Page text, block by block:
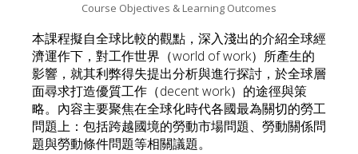
Course Objectives & Learning Outcomes
本課程擬自全球比較的觀點，深入淺出的介紹全球經
濟運作下，對工作世界（world of work）所產生的
影響，就其利弊得失提出分析與進行探討，於全球層
面尋求打造優質工作（decent work）的途徑與策
略。內容主要聚焦在全球化時代各國最為關切的勞工
問題上：包括跨越國境的勞動市場問題、勞動關係問
題與勞動條件問題等相關議題。